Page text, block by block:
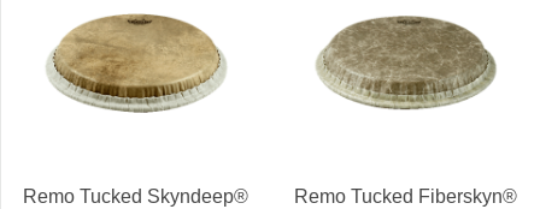
Remo Tucked Skyndeep®
Remo Tucked Fiberskyn®